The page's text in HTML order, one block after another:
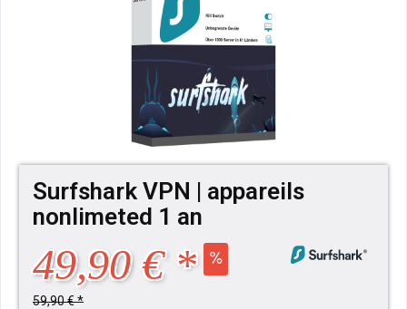
Surfshark VPN | appareils
nonlimeted 1 an
49,90 € *
59,90 € *